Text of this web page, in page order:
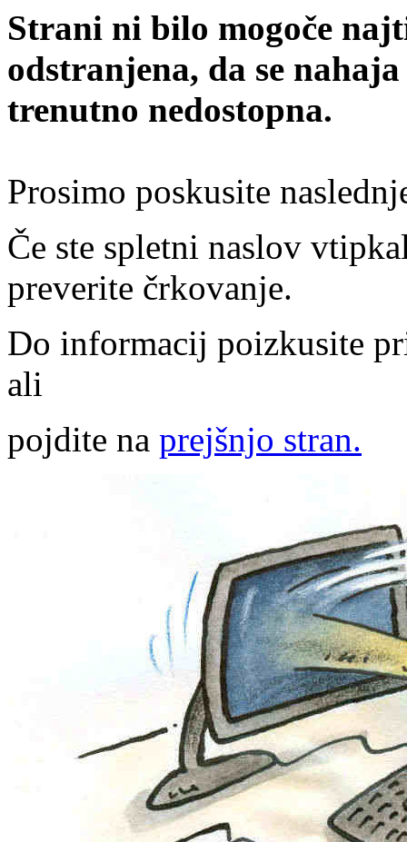
Strani ni bilo mogoče
odstranjena, da se
trenutno nedostopna.
Prosimo poskusite
Če ste spletni naslov
preverite črkovanje.
Do informacij poizkusite
ali
pojdite na prejšnjo stran.